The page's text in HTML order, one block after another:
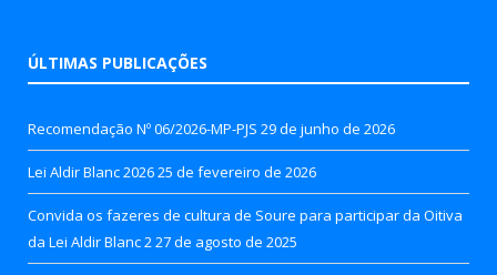
ÚLTIMAS PUBLICAÇÕES
Recomendação Nº 06/2026-MP-PJS 29 de junho de 2026
Lei Aldir Blanc 202625 de fevereiro de 2026
Convida os fazeres de cultura de Soure para participar da Oitiva
da Lei Aldir Blanc 227 de agosto de 2025